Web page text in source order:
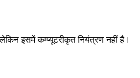
इसमें कम्प्यूटरीकृत नियंत्रण नहीं है।